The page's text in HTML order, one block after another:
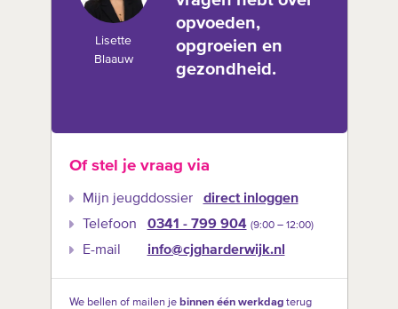
Lisette
Blaauw
opvoeden,
opgroeien en
gezondheid.
Of stel je vraag via
Mijn jeugddossier
direct inloggen
Telefoon
0341 - 799 904 (9:00 –‍ 12:00)
E-mail info@cjgharderwijk.nl
We bellen of mailen je binnen één werkdagterug